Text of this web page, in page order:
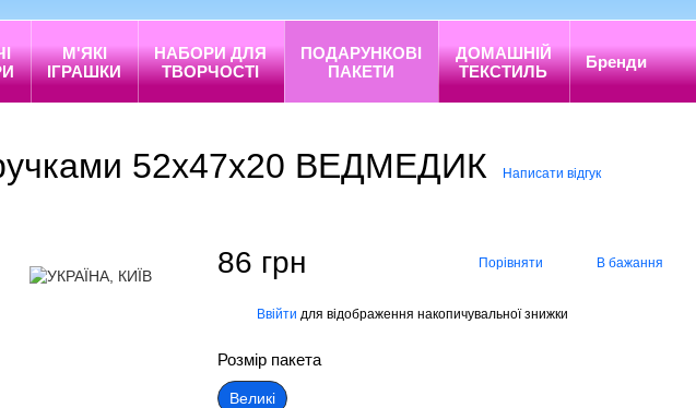
М'ЯКІ
ІГРАШКИ
НАБОРИ ДЛЯ
ТВОРЧОСТІ
ПОДАРУНКОВІ
ПАКЕТИ
ДОМАШНІЙ
ТЕКСТИЛЬ
Бренди
ручками 52х47х20 ВЕДМЕДИК Написати відгук
86 грн Порівняти В бажання
Ввійти для відображення накопичувальної знижки
Розмір пакета
Великі